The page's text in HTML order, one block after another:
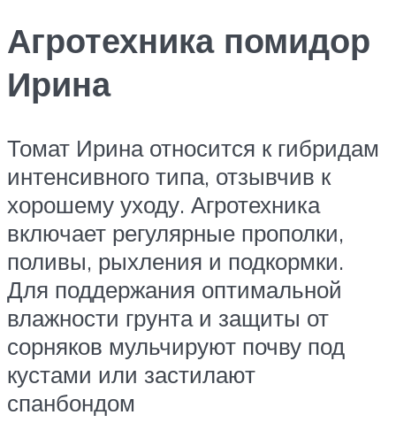
Агротехника помидор
Ирина
Томат Ирина относится к гибридам
интенсивного типа, отзывчив к
хорошему уходу. Агротехника
включает регулярные прополки,
поливы, рыхления и подкормки.
Для поддержания оптимальной
влажности грунта и защиты от
сорняков мульчируют почву под
кустами или застилают
спанбондом